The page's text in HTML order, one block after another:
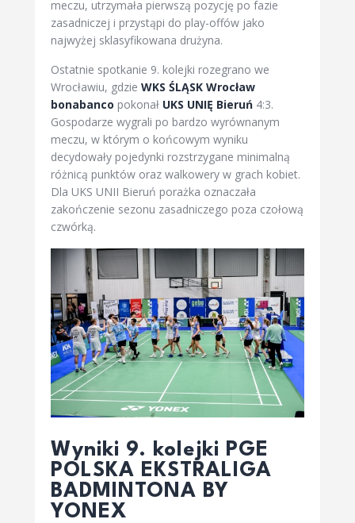
meczu, utrzymała pierwszą pozycję po fazie
zasadniczej i przystąpi do play-offów jako
najwyżej sklasyfikowana drużyna.
Ostatnie spotkanie 9. kolejki rozegrano we
Wrocławiu, gdzie WKS ŚLĄSK Wrocław
bonabanco pokonał UKS UNIĘ Bieruń 4:3.
Gospodarze wygrali po bardzo wyrównanym
meczu, w którym o końcowym wyniku
decydowały pojedynki rozstrzygane minimalną
różnicą punktów oraz walkowery w grach kobiet.
Dla UKS UNII Bieruń porażka oznaczała
zakończenie sezonu zasadniczego poza czołową
czwórką.
Wyniki 9. kolejki PGE
POLSKA EKSTRALIGA
BADMINTONA BY
YONEX